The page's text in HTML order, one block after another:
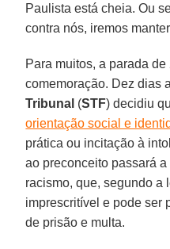
Paulista está cheia. Ou
contra nós, iremos
Para muitos, a parada
comemoração. Dez dias
Tribunal (STF) decidiu
orientação social e
prática ou incitação à
ao preconceito passará
racismo, que, segundo a
imprescritível e pode ser
de prisão e multa.